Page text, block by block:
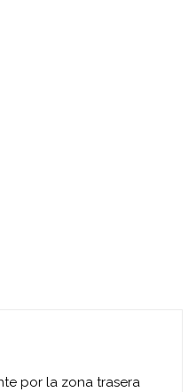
por la zona trasera